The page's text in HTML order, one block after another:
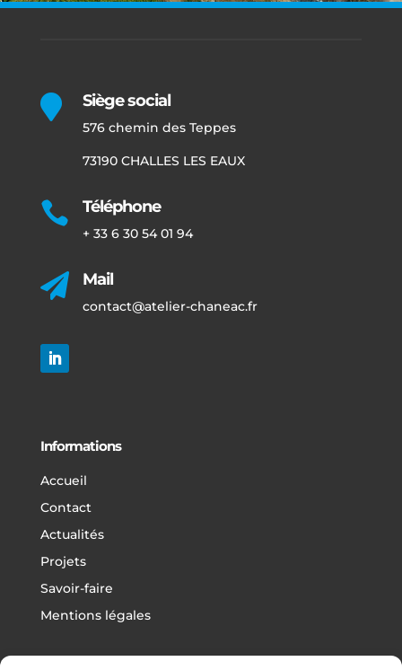
 Siège social
576 chemin des Teppes
73190 CHALLES LES EAUX
 Téléphone
+ 33 6 30 54 01 94
 Mail
contact@atelier-chaneac.fr
Informations
Accueil
Contact
Actualités
Projets
Savoir-faire
Mentions légales